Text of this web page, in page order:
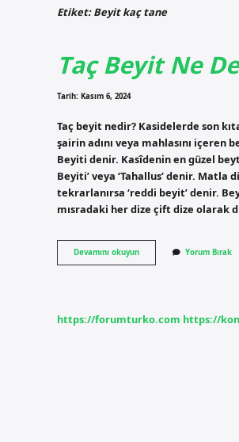
Etiket:Beyit kaç tane
Taç Beyit Ne
Tarih: Kasım 6, 2024
Taç beyit nedir? Kasidelerde son
şairin adını veya mahlasını
Beyiti denir. Kasîdenin en güzel
Beyiti’ veya ‘Tahallus’ denir.
tekrarlanırsa ‘reddi beyit’ denir.
mısradaki her dize çift dize olarak
Devamını okuyunTaç
Beyit
Yorum Bırak
https://forumturko.com https://